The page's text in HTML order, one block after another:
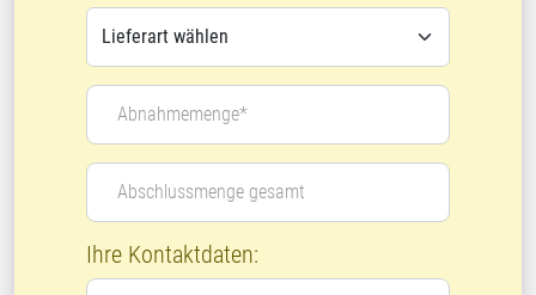
Abnahmemenge*
Abschlussmenge gesamt
Ihre Kontaktdaten: